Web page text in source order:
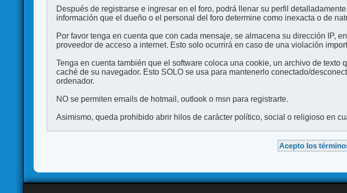
Después de registrarse e ingresar en el foro, podrá llenar su perfil
información que el dueño o el personal del foro determine como inexacta o de
Por favor tenga en cuenta que con cada mensaje, se almacena su dirección IP,
proveedor de acceso a internet. Esto solo ocurrirá en caso de una violación
Tenga en cuenta también que el software coloca una cookie, un archivo de
caché de su navegador. Esto SOLO se usa para mantenerlo conectado/
ordenador.
NO se permiten emails de hotmail, outlook o msn para registrarte.
Asimismo, queda prohibido abrir hilos de carácter político, social o religioso en